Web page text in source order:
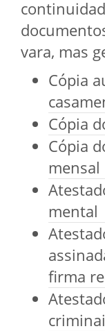
vara, mas
Cópia
Cópia
Cópia
mensal
mental
firma